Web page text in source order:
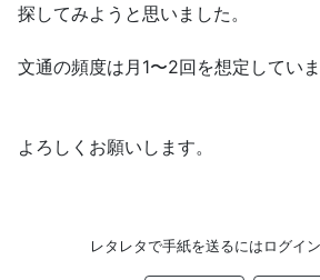
探してみようと思いました。
文通の頻度は月1〜2回を想定していま
よろしくお願いします。
レタレタで手紙を送るにはログイン